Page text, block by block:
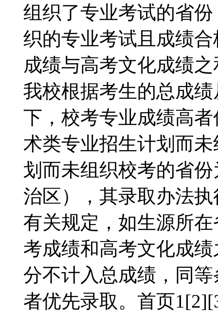
组织了专业考试的省
织的专业考试且成绩
成绩与高考文化成绩
我校根据考生的总成
下，校考专业成绩高
术类专业招生计划而
划而未组织校考的省
治区），其录取办法
有关规定，如生源所
考成绩和高考文化成
分不计入总成绩，同
者优先录取。首页